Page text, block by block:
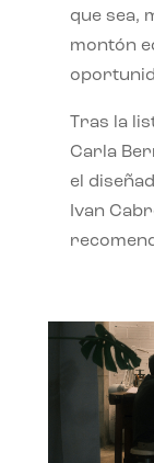
que sea,
montón
Tras la
Carla
el
Ivan